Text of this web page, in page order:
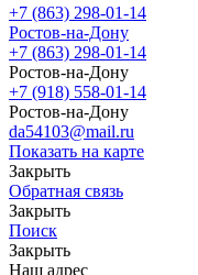
+7 (863) 298-01-14
Ростов-на-Дону
+7 (863) 298-01-14
Ростов-на-Дону
+7 (918) 558-01-14
Ростов-на-Дону
da54103@mail.ru
Показать на карте
Закрыть
Обратная связь
Закрыть
Поиск
Закрыть
Наш адрес